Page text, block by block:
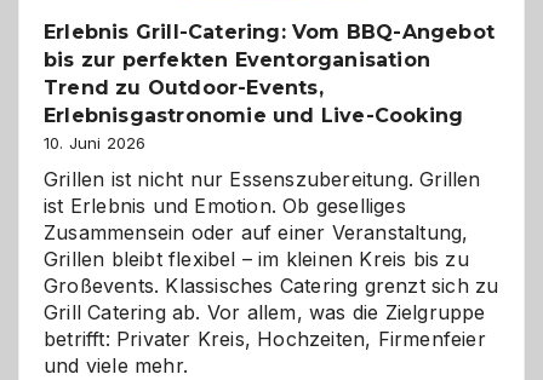
Erlebnis Grill-Catering: Vom BBQ-Angebot
bis zur perfekten Eventorganisation
Trend zu Outdoor-Events,
Erlebnisgastronomie und Live-Cooking
10. Juni 2026
Grillen ist nicht nur Essenszubereitung. Grillen
ist Erlebnis und Emotion. Ob geselliges
Zusammensein oder auf einer Veranstaltung,
Grillen bleibt flexibel – im kleinen Kreis bis zu
Großevents. Klassisches Catering grenzt sich zu
Grill Catering ab. Vor allem, was die Zielgruppe
betrifft: Privater Kreis, Hochzeiten, Firmenfeier
und viele mehr.